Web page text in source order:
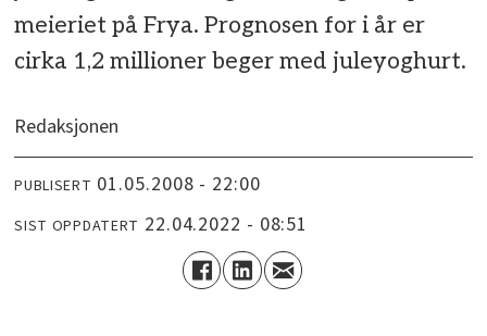
meieriet på Frya. Prognosen for i år er
cirka 1,2 millioner beger med juleyoghurt.
Redaksjonen
PUBLISERT 01.05.2008 - 22:00
SIST OPPDATERT 22.04.2022 - 08:51